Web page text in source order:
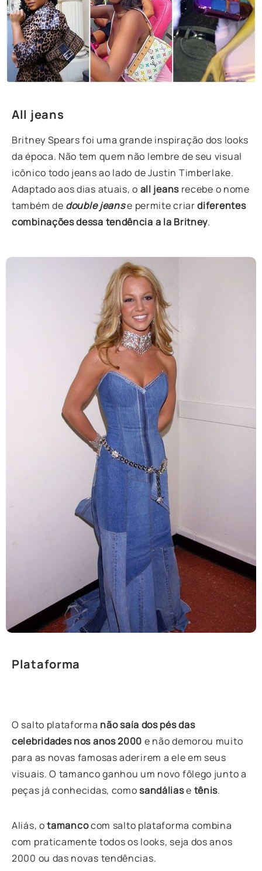
All jeans
Britney Spears foi uma grande inspiração dos looks
da época. Não tem quem não lembre de seu visual
icônico todo jeans ao lado de Justin Timberlake.
Adaptado aos dias atuais, o all jeansrecebe o nome
também de double jeanse permite criardiferentes
combinações dessa tendência a la Britney.
Plataforma
O salto plataforma não saía dos pés das
celebridades nos anos 2000 e não demorou muito
para as novas famosas aderirem a ele em seus
visuais. O tamancoganhou um novo fôlego junto a
peças já conhecidas, comosandáliase tênis.
Aliás, otamancocom salto plataforma combina
com praticamente todos os looks, seja dos anos
2000 ou das novas tendências.